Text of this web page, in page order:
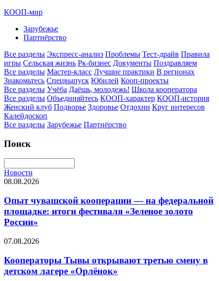
КООП-мир
Зарубежье
Партнёрство
Все разделы Экспресс-анализ Проблемы Тест-драйв Правила
игры Сельская жизнь Рк-бизнес Документы Поздравляем
Все разделы Мастер-класс Лучшие практики В регионах
Знакомьтесь Спецвыпуск Юбилей Кооп-проекты
Все разделы Учёба Даёшь, молодежь! Школа кооператора
Все разделы Объединяйтесь КООП-характер КООП-история
Женский клуб Подворье Здоровье Отдохни Круг интересов
Калейдоскоп
Все разделы Зарубежье Партнёрство
Поиск
Новости
08.08.2026
Опыт чувашской кооперации — на федеральной
площадке: итоги фестиваля «Зеленое золото
России»
07.08.2026
Кооператоры Тывы открывают третью смену в
детском лагере «Орлёнок»